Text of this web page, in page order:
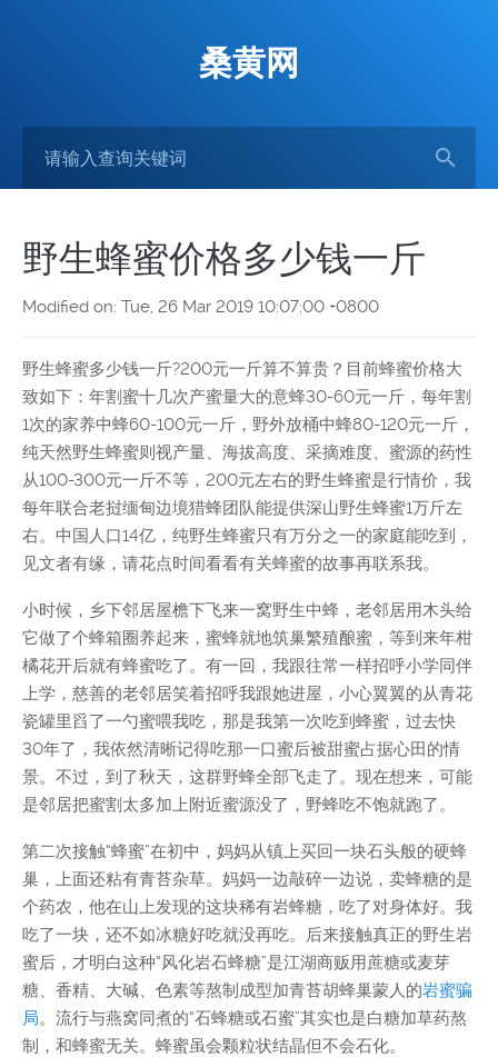
桑黄网
野生蜂蜜价格多少钱一斤
Modified on: Tue, 26 Mar 2019 10:07:00 +0800
野生蜂蜜多少钱一斤?200元一斤算不算贵？目前蜂蜜价格大
致如下：年割蜜十几次产蜜量大的意蜂30-60元一斤，每年割
1次的家养中蜂60-100元一斤，野外放桶中蜂80-120元一斤，
纯天然野生蜂蜜则视产量、海拔高度、采摘难度、蜜源的药性
从100-300元一斤不等，200元左右的野生蜂蜜是行情价，我
每年联合老挝缅甸边境猎蜂团队能提供深山野生蜂蜜1万斤左
右。中国人口14亿，纯野生蜂蜜只有万分之一的家庭能吃到，
见文者有缘，请花点时间看看有关蜂蜜的故事再联系我。
小时候，乡下邻居屋檐下飞来一窝野生中蜂，老邻居用木头给
它做了个蜂箱圈养起来，蜜蜂就地筑巢繁殖酿蜜，等到来年柑
橘花开后就有蜂蜜吃了。有一回，我跟往常一样招呼小学同伴
上学，慈善的老邻居笑着招呼我跟她进屋，小心翼翼的从青花
瓷罐里舀了一勺蜜喂我吃，那是我第一次吃到蜂蜜，过去快
30年了，我依然清晰记得吃那一口蜜后被甜蜜占据心田的情
景。不过，到了秋天，这群野蜂全部飞走了。现在想来，可能
是邻居把蜜割太多加上附近蜜源没了，野蜂吃不饱就跑了。
第二次接触“蜂蜜”在初中，妈妈从镇上买回一块石头般的硬蜂
巢，上面还粘有青苔杂草。妈妈一边敲碎一边说，卖蜂糖的是
个药农，他在山上发现的这块稀有岩蜂糖，吃了对身体好。我
吃了一块，还不如冰糖好吃就没再吃。后来接触真正的野生岩
蜜后，才明白这种“风化岩石蜂糖”是江湖商贩用蔗糖或麦芽
糖、香精、大碱、色素等熬制成型加青苔胡蜂巢蒙人的岩蜜骗
局。流行与燕窝同煮的“石蜂糖或石蜜”其实也是白糖加草药熬
制，和蜂蜜无关。蜂蜜虽会颗粒状结晶但不会石化。